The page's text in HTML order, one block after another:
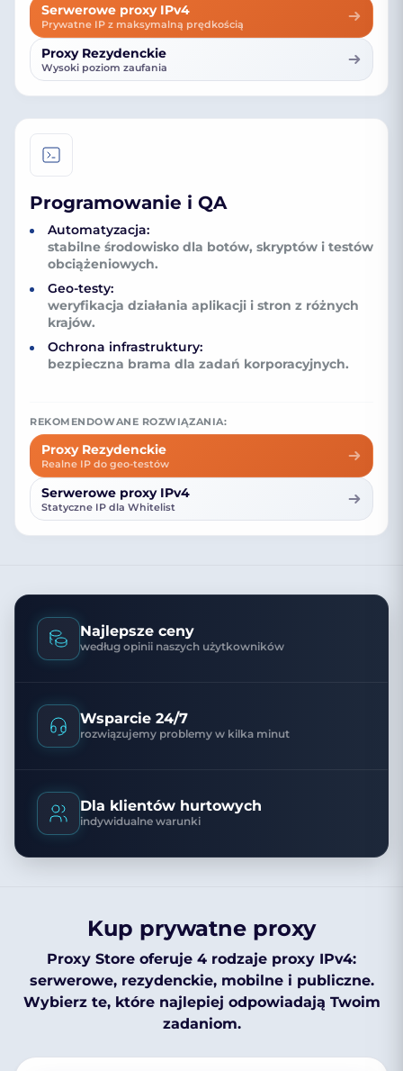
Serwerowe proxy IPv4
Prywatne IP z maksymalną prędkością
Proxy Rezydenckie
Wysoki poziom zaufania
Programowanie i QA
Automatyzacja:
stabilne środowisko dla botów, skryptów i testów
obciążeniowych.
Geo-testy:
weryfikacja działania aplikacji i stron z różnych
krajów.
Ochrona infrastruktury:
bezpieczna brama dla zadań korporacyjnych.
REKOMENDOWANE ROZWIĄZANIA:
Proxy Rezydenckie
Realne IP do geo-testów
Serwerowe proxy IPv4
Statyczne IP dla Whitelist
Najlepsze ceny
według opinii naszych użytkowników
Wsparcie 24/7
rozwiązujemy problemy w kilka minut
Dla klientów hurtowych
indywidualne warunki
Kup prywatne proxy
Proxy Store oferuje 4 rodzaje proxy IPv4:
serwerowe, rezydenckie, mobilne i publiczne.
Wybierz te, które najlepiej odpowiadają Twoim
zadaniom.